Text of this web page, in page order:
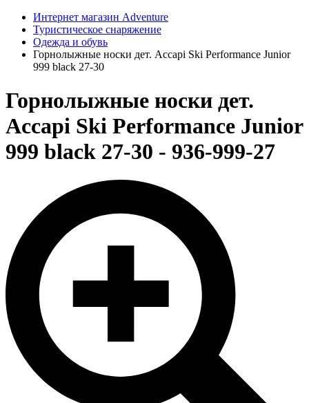
Интернет магазин Adventure
Туристическое снаряжение
Одежда и обувь
Горнолыжные носки дет. Accapi Ski Performance Junior
999 black 27-30
Горнолыжные носки дет.
Accapi Ski Performance Junior
999 black 27-30 - 936-999-27